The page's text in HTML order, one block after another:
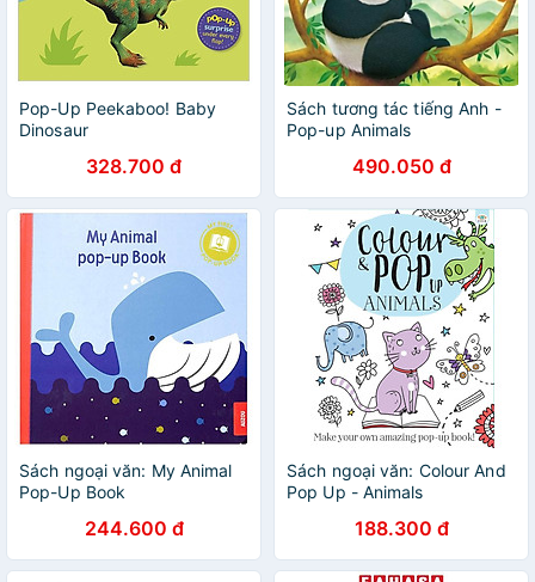
Pop-Up Peekaboo! Baby
Dinosaur
328.700 đ
Sách tương tác tiếng Anh -
Pop-up Animals
490.050 đ
Sách ngoại văn: My Animal
Pop-Up Book
244.600 đ
Sách ngoại văn: Colour And
Pop Up - Animals
188.300 đ